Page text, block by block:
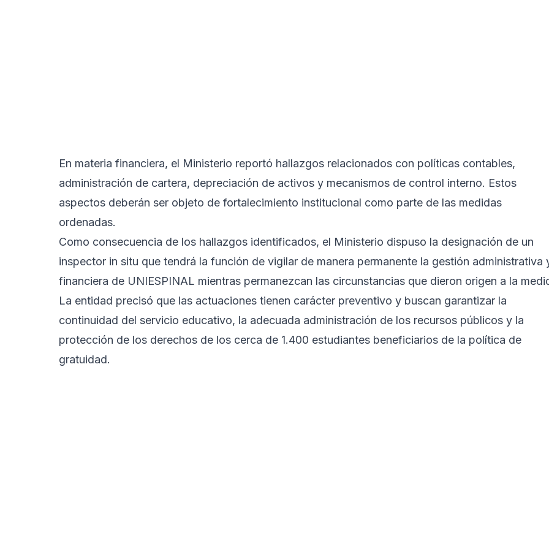
En materia financiera, el Ministerio reportó hallazgos relacionados con políticas contables,
administración de cartera, depreciación de activos y mecanismos de control interno. Estos
aspectos deberán ser objeto de fortalecimiento institucional como parte de las medidas
ordenadas.
Como consecuencia de los hallazgos identificados, el Ministerio dispuso la designación de un
inspector in situ que tendrá la función de vigilar de manera permanente la gestión administrativa
financiera de UNIESPINAL mientras permanezcan las circunstancias que dieron origen a la
La entidad precisó que las actuaciones tienen carácter preventivo y buscan garantizar la
continuidad del servicio educativo, la adecuada administración de los recursos públicos y la
protección de los derechos de los cerca de 1.400 estudiantes beneficiarios de la política de
gratuidad.